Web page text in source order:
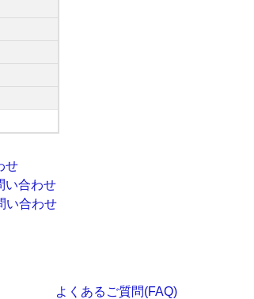
よくあるご質問(FAQ)